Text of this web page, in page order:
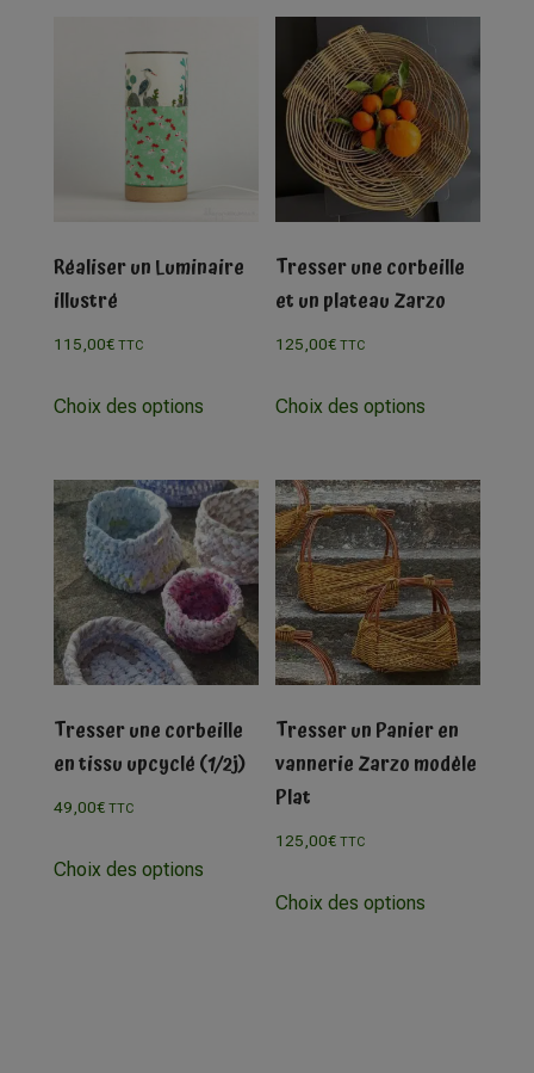
Réaliser un Luminaire
illustré
115,00€ TTC
Choix des options
Tresser une corbeille
et un plateau Zarzo
125,00€ TTC
Choix des options
Tresser une corbeille
en tissu upcyclé (1/2j)
49,00€ TTC
Choix des options
Tresser un Panier en
vannerie Zarzo modèle
Plat
125,00€ TTC
Choix des options